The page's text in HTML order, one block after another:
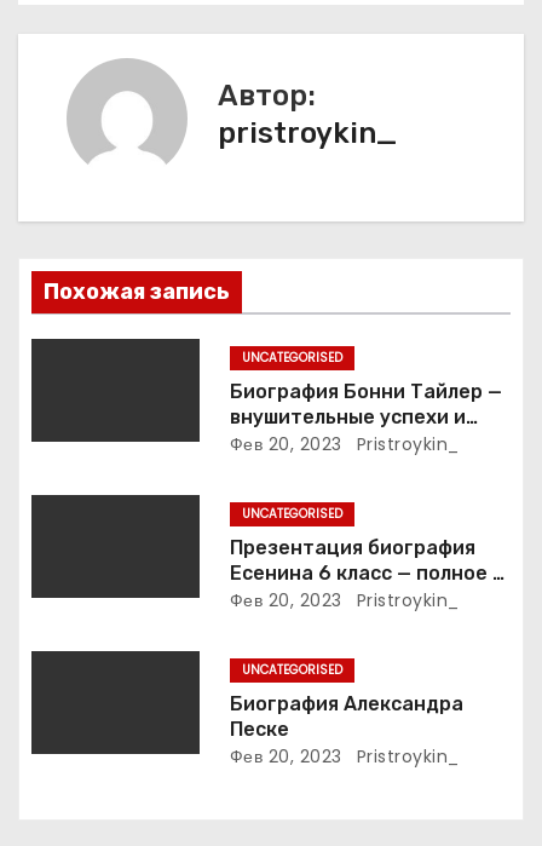
и
и
я
п
з
а
и
Автор:
pristroykin_
Похожая запись
UNCATEGORISED
Биография Бонни Тайлер —
внушительные успехи и
интимные подробности
Фев 20, 2023 Pristroykin_
UNCATEGORISED
Презентация биография
Есенина 6 класс — полное и
подробное описание жизни
Фев 20, 2023 Pristroykin_
UNCATEGORISED
Биография Александра
Песке
Фев 20, 2023 Pristroykin_